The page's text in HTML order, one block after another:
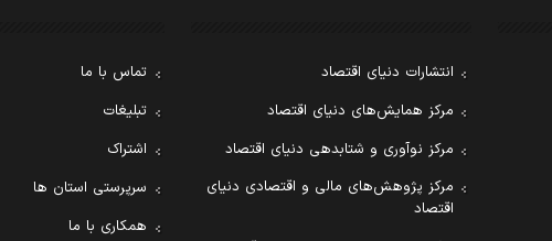
انتشارات دنیای اقتصاد
مرکز همایش‌های دنیای اقتصاد
مرکز نوآوری و شتابدهی دنیای اقتصاد
مرکز پژوهش‌های مالی و اقتصادی دنیای
اقتصاد
تماس با ما
تبلیغات
اشتراک
سرپرستی استان ها
همکاری با ما